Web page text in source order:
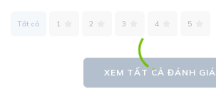
Tất cả 1 2 3 4 5
XEM TẤT CẢ ĐÁNH GIÁ